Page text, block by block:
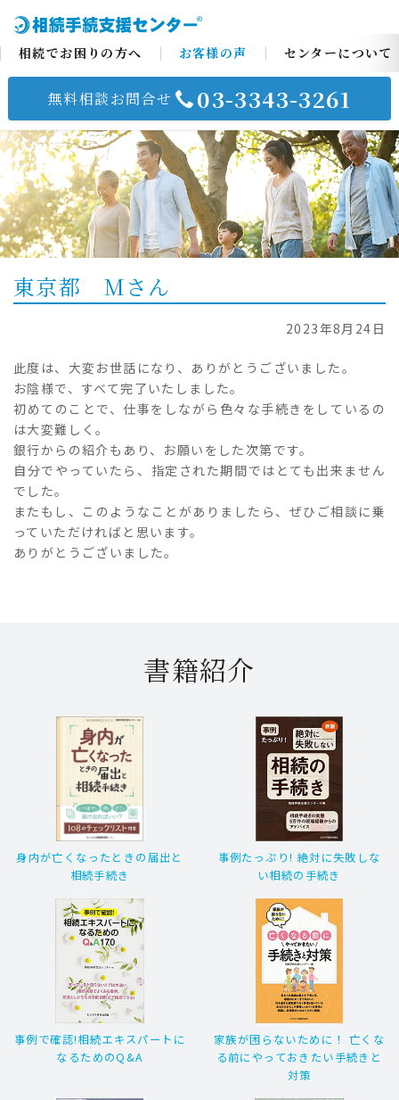
コ
ン
テ
ン
ツ
へ
ス
相続でお困りの方へ お客様の声 センターについて
無料相談お問合せ 03-3343-3261
東京都 Mさん
2023年8月24日
此度は、大変お世話になり、ありがとうございました。
お陰様で、すべて完了いたしました。
初めてのことで、仕事をしながら色々な手続きをしているの
は大変難しく。
銀行からの紹介もあり、お願いをした次第です。
自分でやっていたら、指定された期間ではとても出来ません
でした。
またもし、このようなことがありましたら、ぜひご相談に乗
っていただければと思います。
ありがとうございました。
書籍紹介
身内が亡くなったときの届出と
相続手続き
事例たっぷり! 絶対に失敗しな
い相続の手続き
事例で確認!相続エキスパートに
なるためのQ&A
家族が困らないために！ 亡くな
る前にやっておきたい手続きと
対策